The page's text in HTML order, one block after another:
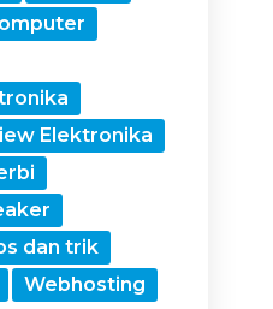
Elektronika
dan trik
Webhosting